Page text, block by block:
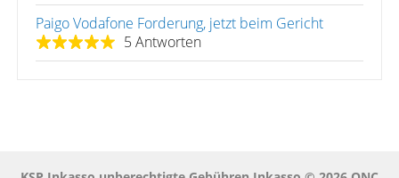
Paigo Vodafone Forderung, jetzt beim Gericht
5 Antworten